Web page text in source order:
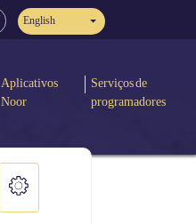
English
Aplicativos
Noor
Serviços de
programadores